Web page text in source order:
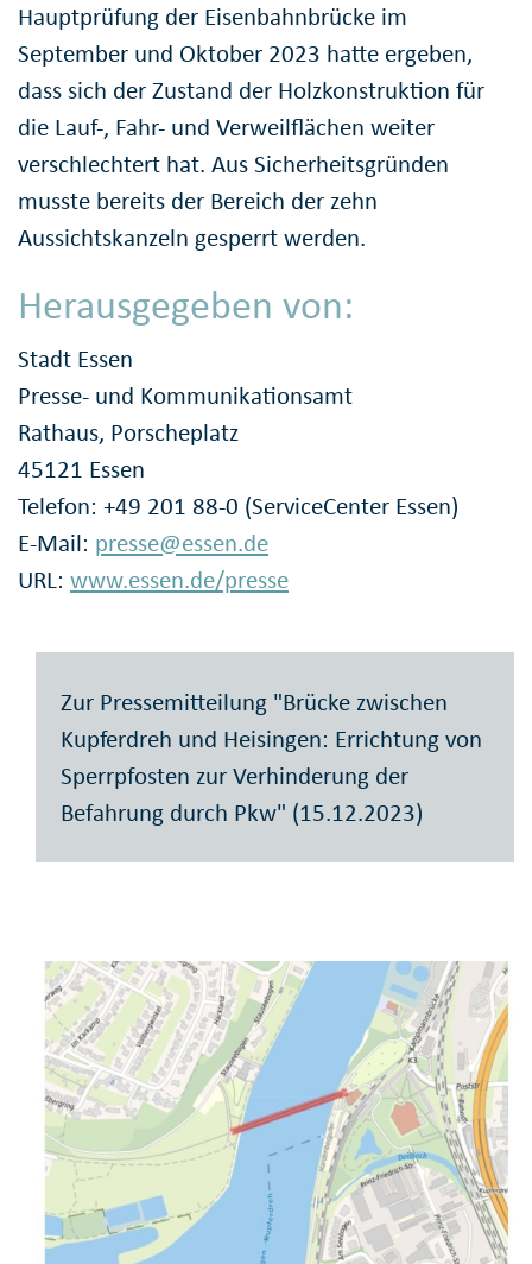
Hauptprüfung der Eisenbahnbrücke im
September und Oktober 2023 hatte ergeben,
dass sich der Zustand der Holzkonstruktion für
die Lauf-, Fahr- und Verweilflächen weiter
verschlechtert hat. Aus Sicherheitsgründen
musste bereits der Bereich der zehn
Aussichtskanzeln gesperrt werden.
Herausgegeben von:
Stadt Essen
Presse- und Kommunikationsamt
Rathaus, Porscheplatz
45121 Essen
Telefon: +49 201 88-0 (ServiceCenter Essen)
E-Mail: presse@essen.de
URL: www.essen.de/presse
Zur Pressemitteilung "Brücke zwischen
Kupferdreh und Heisingen: Errichtung von
Sperrpfosten zur Verhinderung der
Befahrung durch Pkw" (15.12.2023)